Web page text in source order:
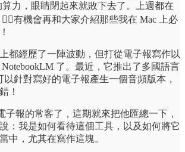
力，眼睛閉起來就敗下去了。上週都在
，有機會再和大家介紹那些我在 Mac 上必
都經歷了一陣波動，但打從電子報寫作以
了。最近，它推出了多國語言
以針對寫好的電子報產生一個音頻版本，
！
子報的常客了，這期就來把他匯總一下，
：我是如何看待這個工具，以及如何將它
中，尤其在寫作這塊。